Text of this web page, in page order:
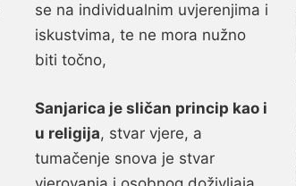
se na individualnim uvjerenjima i
iskustvima, te ne mora nužno
biti točno,
Sanjarica je sličan princip kao i
u religija, stvar vjere, a
tumačenje snova je stvar